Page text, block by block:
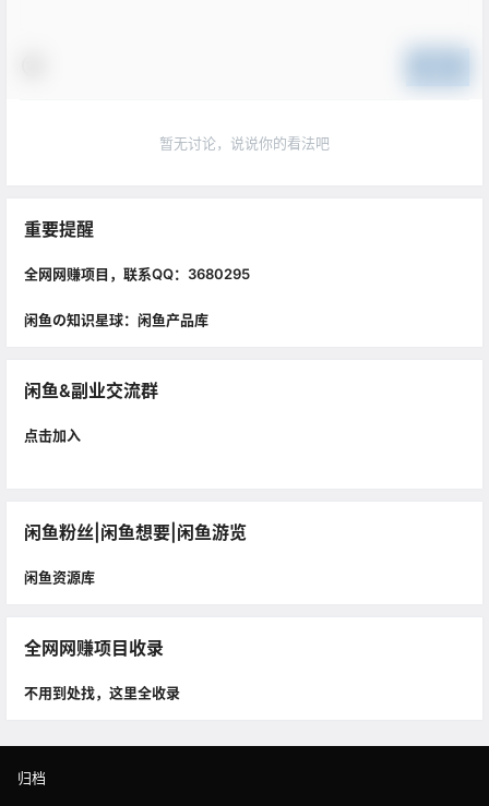
暂无讨论，说说你的看法吧
重要提醒
全网网赚项目，联系QQ：3680295
闲鱼の知识星球：闲鱼产品库
闲鱼&副业交流群
点击加入
闲鱼粉丝|闲鱼想要|闲鱼游览
闲鱼资源库
全网网赚项目收录
不用到处找，这里全收录
归档